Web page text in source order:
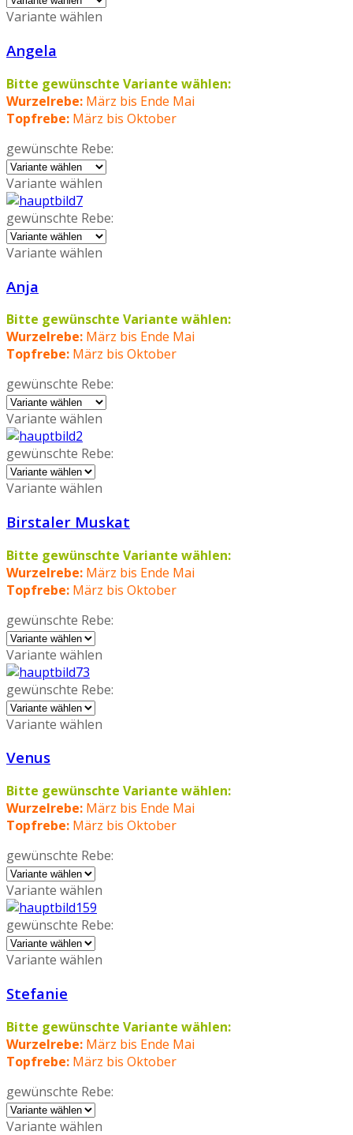
Variante wählen
Angela
Bitte gewünschte Variante wählen:
Wurzelrebe: März bis Ende Mai
Topfrebe: März bis Oktober
gewünschte Rebe:
Variante wählen
gewünschte Rebe:
Variante wählen
Anja
Bitte gewünschte Variante wählen:
Wurzelrebe: März bis Ende Mai
Topfrebe: März bis Oktober
gewünschte Rebe:
Variante wählen
gewünschte Rebe:
Variante wählen
Birstaler Muskat
Bitte gewünschte Variante wählen:
Wurzelrebe: März bis Ende Mai
Topfrebe: März bis Oktober
gewünschte Rebe:
Variante wählen
gewünschte Rebe:
Variante wählen
Venus
Bitte gewünschte Variante wählen:
Wurzelrebe: März bis Ende Mai
Topfrebe: März bis Oktober
gewünschte Rebe:
Variante wählen
gewünschte Rebe:
Variante wählen
Stefanie
Bitte gewünschte Variante wählen:
Wurzelrebe: März bis Ende Mai
Topfrebe: März bis Oktober
gewünschte Rebe:
Variante wählen